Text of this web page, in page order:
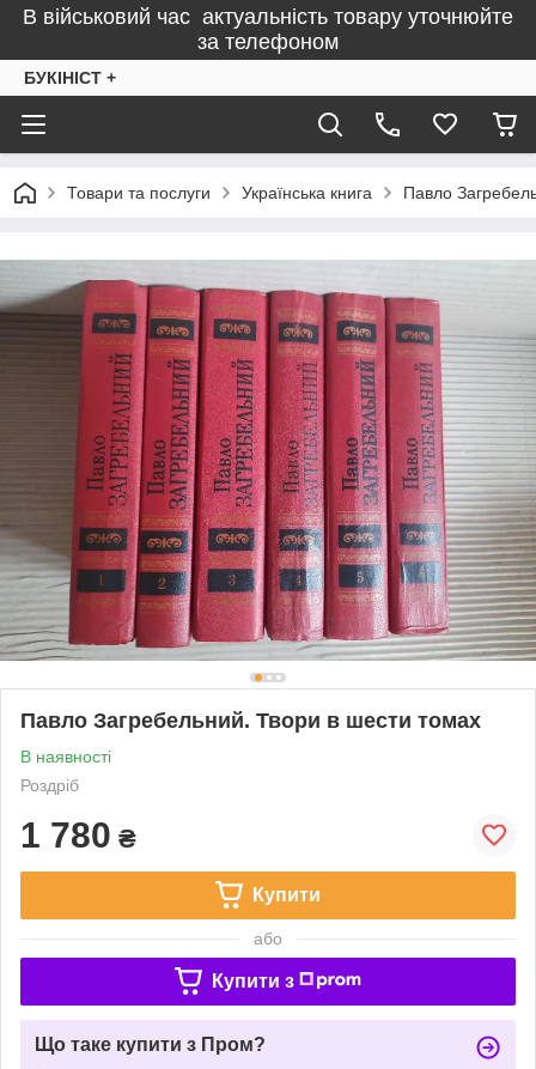
В військовий час актуальність товару уточнюйте
за телефоном
БУКІНІСТ +
Товари та послуги Українська книга Павло
Павло Загребельний. Твори в шести томах
В наявності
Роздріб
1 780 ₴
Купити
або
Купити з
Що таке купити з Пром?